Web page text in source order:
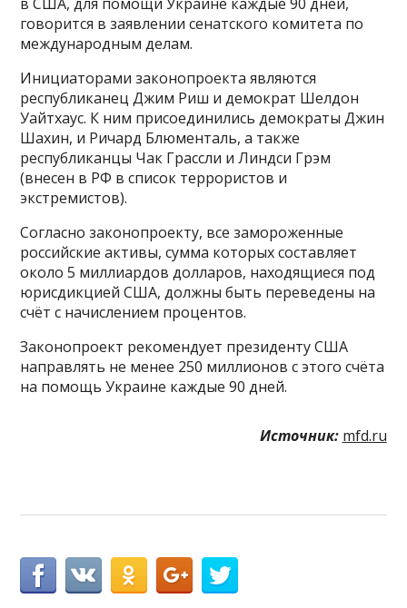
говорится в заявлении сенатского комитета по
международным делам.
Инициаторами законопроекта являются
республиканец Джим Риш и демократ Шелдон
Уайтхаус​​​. К ним присоединились демократы Джин
Шахин, и Ричард Блюменталь, а также
республиканцы Чак Грассли и Линдси Грэм
(внесен в РФ в список террористов и
экстремистов).
Согласно законопроекту, все замороженные
российские активы, сумма которых составляет
около 5 миллиардов долларов, находящиеся под
юрисдикцией США, должны быть переведены на
счёт с начислением процентов.
Законопроект рекомендует президенту США
направлять не менее 250 миллионов с этого счёта
на помощь Украине каждые 90 дней.
Источник: mfd.ru